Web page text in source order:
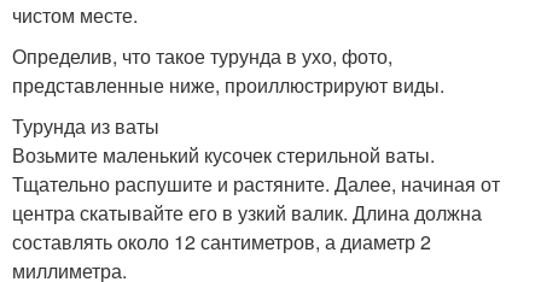
чистом месте.
Определив, что такое турунда в ухо, фото,
представленные ниже, проиллюстрируют виды.
Турунда из ваты
Возьмите маленький кусочек стерильной ваты.
Тщательно распушите и растяните. Далее, начиная от
центра скатывайте его в узкий валик. Длина должна
составлять около 12 сантиметров, а диаметр 2
миллиметра.